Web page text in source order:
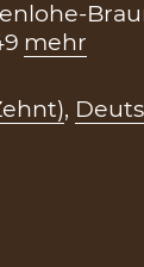
mehr
,